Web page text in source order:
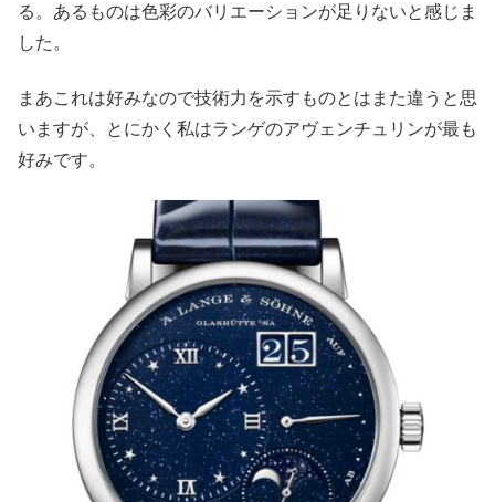
る。あるものは色彩のバリエーションが足りないと感じま
した。
まあこれは好みなので技術力を示すものとはまた違うと思
いますが、とにかく私はランゲのアヴェンチュリンが最も
好みです。